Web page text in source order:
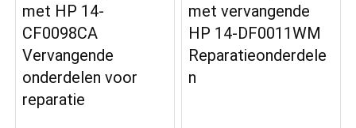
met HP 14-
CF0098CA
Vervangende
onderdelen voor
reparatie
met vervangende
HP 14-DF0011WM
Reparatieonderdele
n